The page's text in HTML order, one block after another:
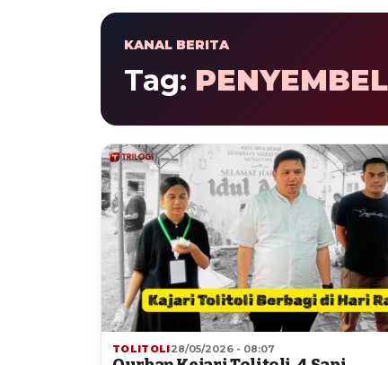
KANAL BERITA
Tag:
TOLITOLI28/05/2026 - 08:07